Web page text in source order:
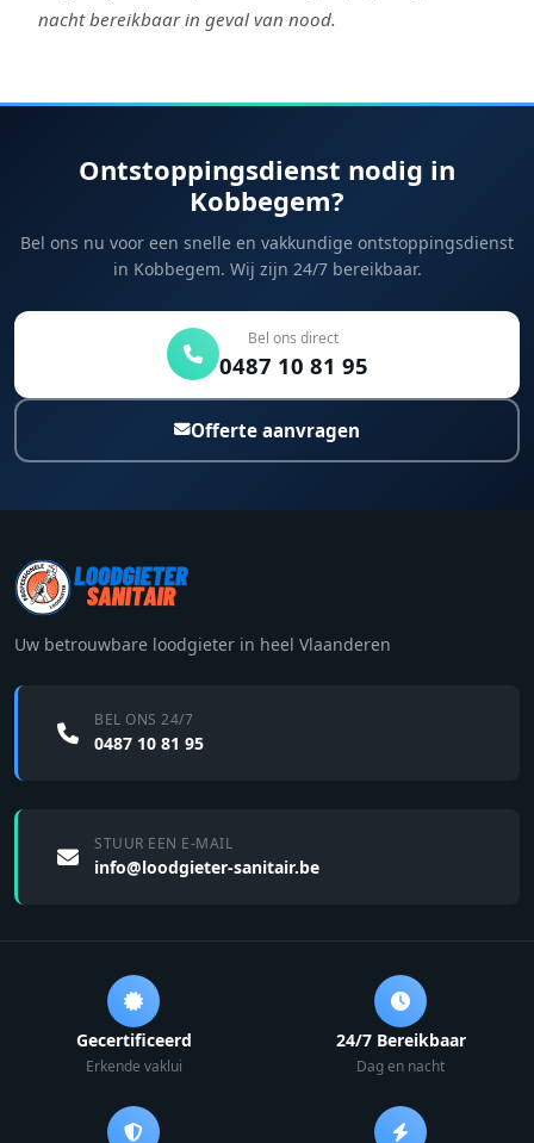
nacht bereikbaar in geval van nood.
Ontstoppingsdienst nodig in
Kobbegem?
Bel ons nu voor een snelle en vakkundige ontstoppingsdienst
in Kobbegem. Wij zijn 24/7 bereikbaar.
Bel ons direct
0487 10 81 95
Offerte aanvragen
Uw betrouwbare loodgieter in heel Vlaanderen
BEL ONS 24/7
0487 10 81 95
STUUR EEN E-MAIL
info@loodgieter-sanitair.be
Gecertificeerd
Erkende vaklui
24/7 Bereikbaar
Dag en nacht